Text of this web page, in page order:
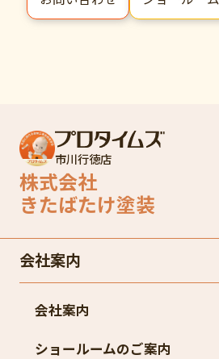
市川行徳店
株式会社
きたばたけ塗装
会社案内
会社案内
ショールームのご案内